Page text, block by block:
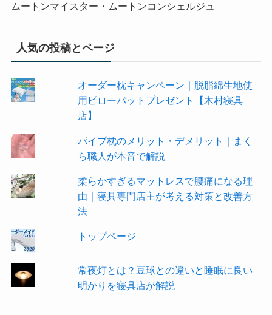
ムートンマイスター・ムートンコンシェルジュ
人気の投稿とページ
オーダー枕キャンペーン｜脱脂綿生地使
用ピローパットプレゼント【木村寝具
店】
パイプ枕のメリット・デメリット｜まく
ら職人が本音で解説
柔らかすぎるマットレスで腰痛になる理
由｜寝具専門店主が考える対策と改善方
法
トップページ
常夜灯とは？豆球との違いと睡眠に良い
明かりを寝具店が解説